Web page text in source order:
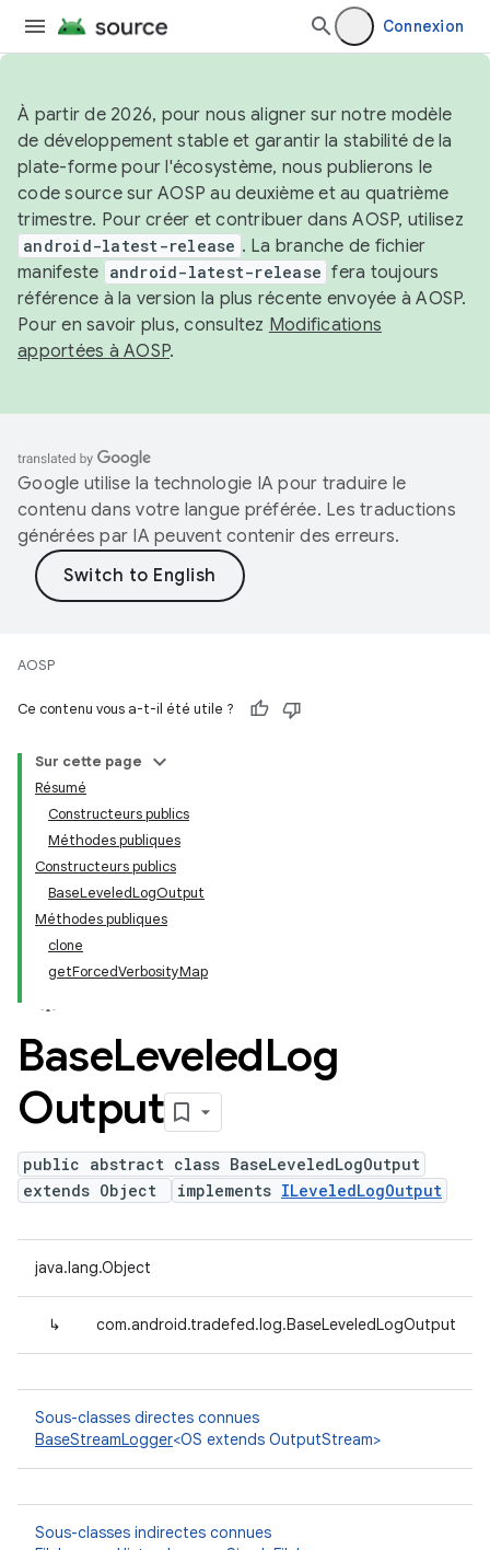
Connexion
À partir de 2026, pour nous aligner sur notre modèle
de développement stable et garantir la stabilité de la
plate-forme pour l'écosystème, nous publierons le
code source sur AOSP au deuxième et au quatrième
trimestre. Pour créer et contribuer dans AOSP, utilisez
android-latest-release . La branche de fichier
manifeste android-latest-release fera toujours
référence à la version la plus récente envoyée à AOSP.
Pour en savoir plus, consultez Modifications
apportées à AOSP.
Google utilise la technologie IA pour traduire le
contenu dans votre langue préférée. Les traductions
générées par IA peuvent contenir des erreurs.
AOSP
Ce contenu vous a-t-il été utile ?
Sur cette page
Résumé
Constructeurs publics
Méthodes publiques
Constructeurs publics
BaseLeveledLogOutput
Méthodes publiques
clone
getForcedVerbosityMap
BaseLeveledLog
Output
public abstract class BaseLeveledLogOutput
extends Object
implements ILeveledLogOutput
java.lang.Object
↳ com.android.tradefed.log.BaseLeveledLogOutput
Sous-classes directes connues
BaseStreamLogger<OS extends OutputStream>
Sous-classes indirectes connues